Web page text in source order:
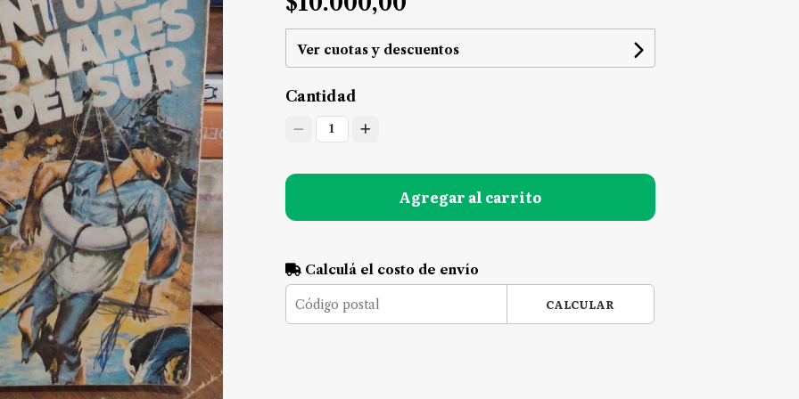
Ver cuotas y descuentos
Cantidad
1
Agregar al carrito
Calculá el costo de envío
CALCULAR